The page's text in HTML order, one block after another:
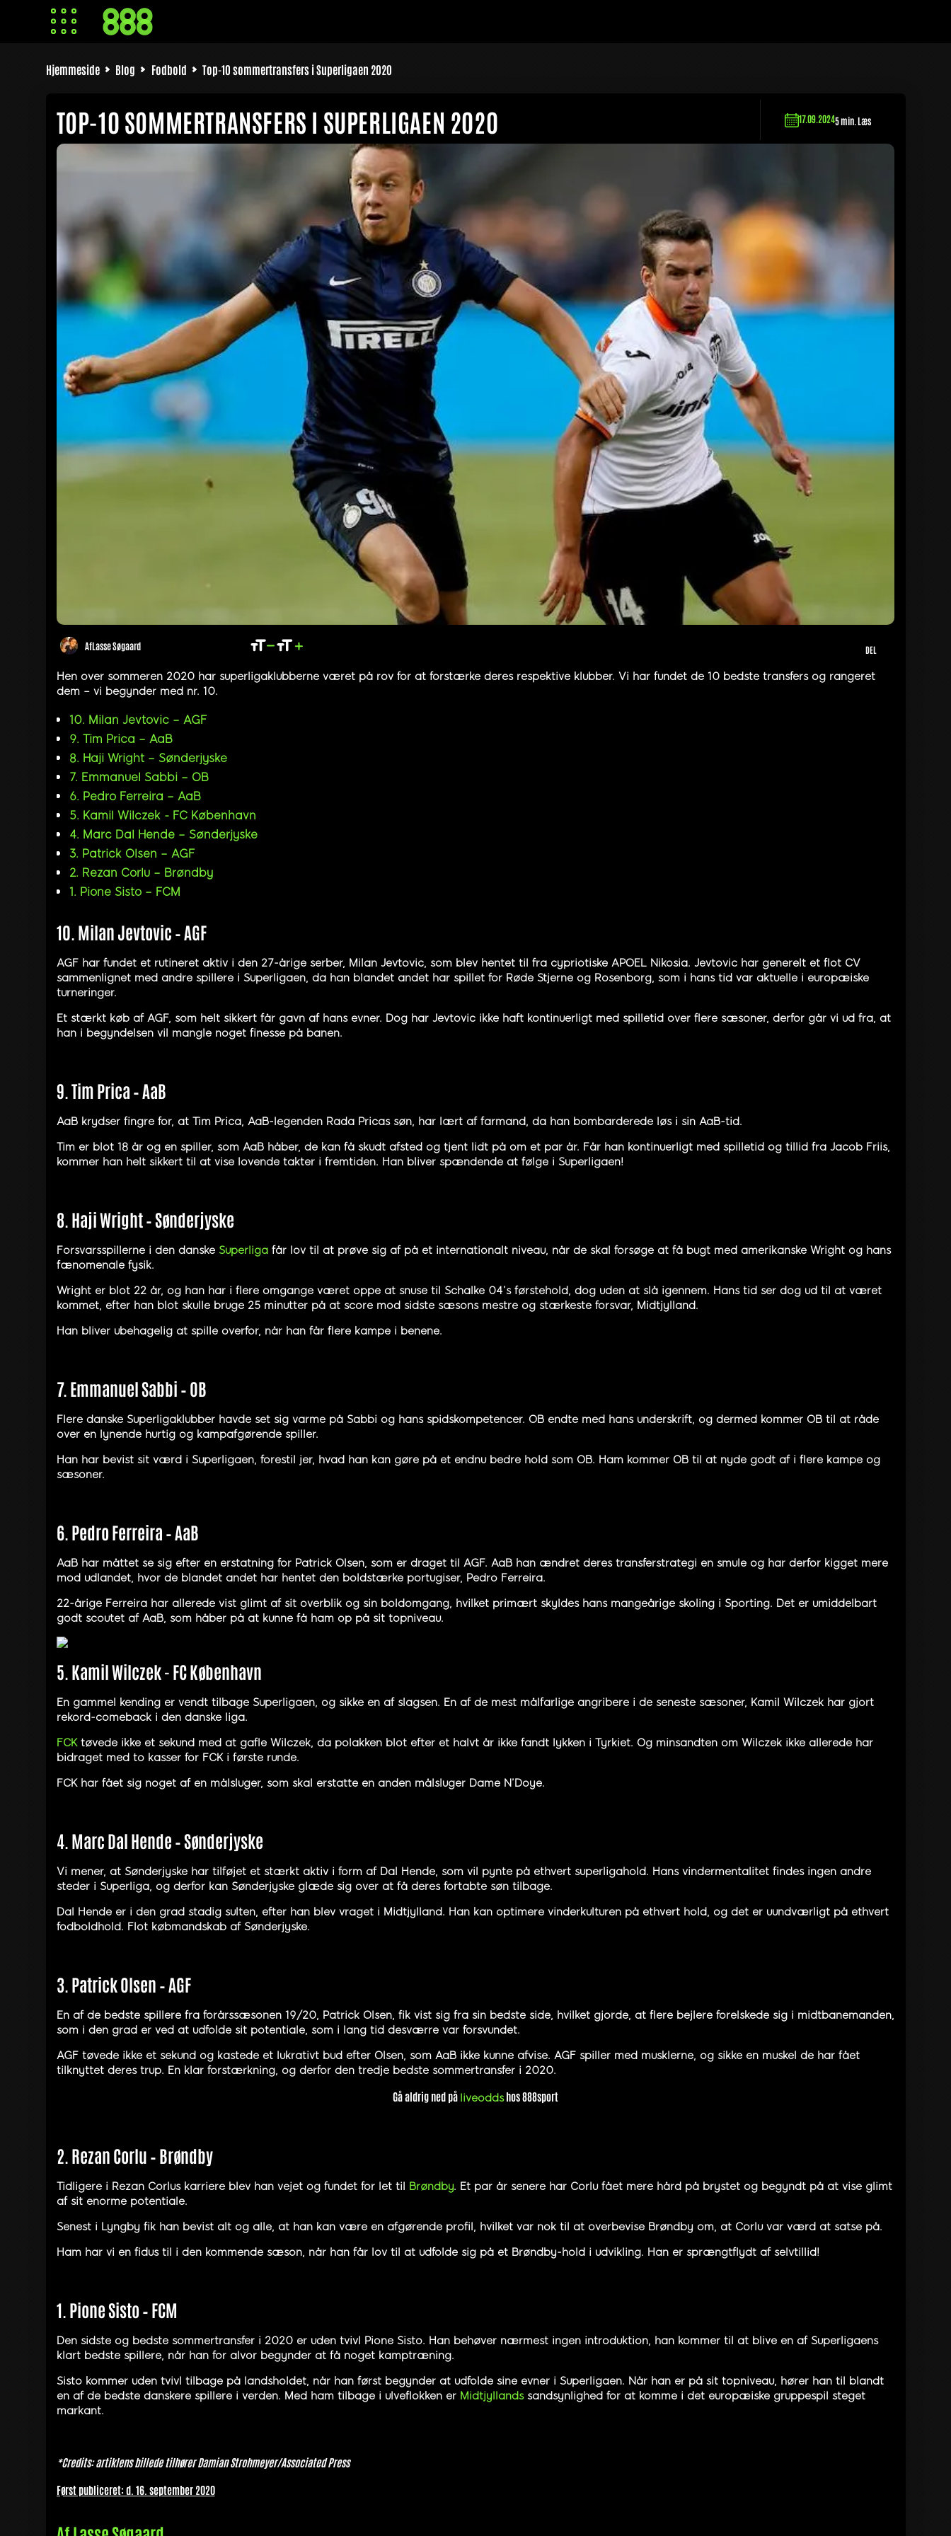
Hjemmeside Blog Fodbold Top-10 sommertransfers i Superligaen 2020
TOP-10 SOMMERTRANSFERS I SUPERLIGAEN 2020 17.09.20245 min. Læs
AfLasse Søgaard DEL
Hen over sommeren 2020 har superligaklubberne været på rov for at forstærke deres respektive klubber. Vi har fundet de 10 bedste transfers og rangeret
dem – vi begynder med nr. 10.
10. Milan Jevtovic – AGF
9. Tim Prica – AaB
8. Haji Wright – Sønderjyske
7. Emmanuel Sabbi – OB
6. Pedro Ferreira – AaB
5. Kamil Wilczek - FC København
4. Marc Dal Hende – Sønderjyske
3. Patrick Olsen – AGF
2. Rezan Corlu – Brøndby
1. Pione Sisto – FCM
10. Milan Jevtovic – AGF
AGF har fundet et rutineret aktiv i den 27-årige serber, Milan Jevtovic, som blev hentet til fra cypriotiske APOEL Nikosia. Jevtovic har generelt et flot CV
sammenlignet med andre spillere i Superligaen, da han blandet andet har spillet for Røde Stjerne og Rosenborg, som i hans tid var aktuelle i europæiske
turneringer.
Et stærkt køb af AGF, som helt sikkert får gavn af hans evner. Dog har Jevtovic ikke haft kontinuerligt med spilletid over flere sæsoner, derfor går vi ud fra, at
han i begyndelsen vil mangle noget finesse på banen.
9. Tim Prica – AaB
AaB krydser fingre for, at Tim Prica, AaB-legenden Rada Pricas søn, har lært af farmand, da han bombarderede løs i sin AaB-tid.
Tim er blot 18 år og en spiller, som AaB håber, de kan få skudt afsted og tjent lidt på om et par år. Får han kontinuerligt med spilletid og tillid fra Jacob Friis,
kommer han helt sikkert til at vise lovende takter i fremtiden. Han bliver spændende at følge i Superligaen!
8. Haji Wright – Sønderjyske
Forsvarsspillerne i den danske Superligafår lov til at prøve sig af på et internationalt niveau, når de skal forsøge at få bugt med amerikanske Wright og hans
fænomenale fysik.
Wright er blot 22 år, og han har i flere omgange været oppe at snuse til Schalke 04’s førstehold, dog uden at slå igennem. Hans tid ser dog ud til at været
kommet, efter han blot skulle bruge 25 minutter på at score mod sidste sæsons mestre og stærkeste forsvar, Midtjylland.
Han bliver ubehagelig at spille overfor, når han får flere kampe i benene.
7. Emmanuel Sabbi – OB
Flere danske Superligaklubber havde set sig varme på Sabbi og hans spidskompetencer. OB endte med hans underskrift, og dermed kommer OB til at råde
over en lynende hurtig og kampafgørende spiller.
Han har bevist sit værd i Superligaen, forestil jer, hvad han kan gøre på et endnu bedre hold som OB. Ham kommer OB til at nyde godt af i flere kampe og
sæsoner.
6. Pedro Ferreira – AaB
AaB har måttet se sig efter en erstatning for Patrick Olsen, som er draget til AGF. AaB han ændret deres transferstrategi en smule og har derfor kigget mere
mod udlandet, hvor de blandet andet har hentet den boldstærke portugiser, Pedro Ferreira.
22-årige Ferreira har allerede vist glimt af sit overblik og sin boldomgang, hvilket primært skyldes hans mangeårige skoling i Sporting. Det er umiddelbart
godt scoutet af AaB, som håber på at kunne få ham op på sit topniveau.
5. Kamil Wilczek - FC København
En gammel kending er vendt tilbage Superligaen, og sikke en af slagsen. En af de mest målfarlige angribere i de seneste sæsoner, Kamil Wilczek har gjort
rekord-comeback i den danske liga.
FCKtøvede ikke et sekund med at gafle Wilczek, da polakken blot efter et halvt år ikke fandt lykken i Tyrkiet. Og minsandten om Wilczek ikke allerede har
bidraget med to kasser for FCK i første runde.
FCK har fået sig noget af en målsluger, som skal erstatte en anden målsluger Dame N’Doye.
4. Marc Dal Hende – Sønderjyske
Vi mener, at Sønderjyske har tilføjet et stærkt aktiv i form af Dal Hende, som vil pynte på ethvert superligahold. Hans vindermentalitet findes ingen andre
steder i Superliga, og derfor kan Sønderjyske glæde sig over at få deres fortabte søn tilbage.
Dal Hende er i den grad stadig sulten, efter han blev vraget i Midtjylland. Han kan optimere vinderkulturen på ethvert hold, og det er uundværligt på ethvert
fodboldhold. Flot købmandskab af Sønderjyske.
3. Patrick Olsen – AGF
En af de bedste spillere fra forårssæsonen 19/20, Patrick Olsen, fik vist sig fra sin bedste side, hvilket gjorde, at flere bejlere forelskede sig i midtbanemanden,
som i den grad er ved at udfolde sit potentiale, som i lang tid desværre var forsvundet.
AGF tøvede ikke et sekund og kastede et lukrativt bud efter Olsen, som AaB ikke kunne afvise. AGF spiller med musklerne, og sikke en muskel de har fået
tilknyttet deres trup. En klar forstærkning, og derfor den tredje bedste sommertransfer i 2020.
Gå aldrig ned på liveoddshos 888sport
2. Rezan Corlu – Brøndby
Tidligere i Rezan Corlus karriere blev han vejet og fundet for let til Brøndby. Et par år senere har Corlu fået mere hård på brystet og begyndt på at vise glimt
af sit enorme potentiale.
Senest i Lyngby fik han bevist alt og alle, at han kan være en afgørende profil, hvilket var nok til at overbevise Brøndby om, at Corlu var værd at satse på.
Ham har vi en fidus til i den kommende sæson, når han får lov til at udfolde sig på et Brøndby-hold i udvikling. Han er sprængtflydt af selvtillid!
1. Pione Sisto – FCM
Den sidste og bedste sommertransfer i 2020 er uden tvivl Pione Sisto. Han behøver nærmest ingen introduktion, han kommer til at blive en af Superligaens
klart bedste spillere, når han for alvor begynder at få noget kamptræning.
Sisto kommer uden tvivl tilbage på landsholdet, når han først begynder at udfolde sine evner i Superligaen. Når han er på sit topniveau, hører han til blandt
en af de bedste danskere spillere i verden. Med ham tilbage i ulveflokken er Midtjyllandssandsynlighed for at komme i det europæiske gruppespil steget
markant.
*Credits: artiklens billede tilhører Damian Strohmeyer/Associated Press
Først publiceret: d. 16. september 2020